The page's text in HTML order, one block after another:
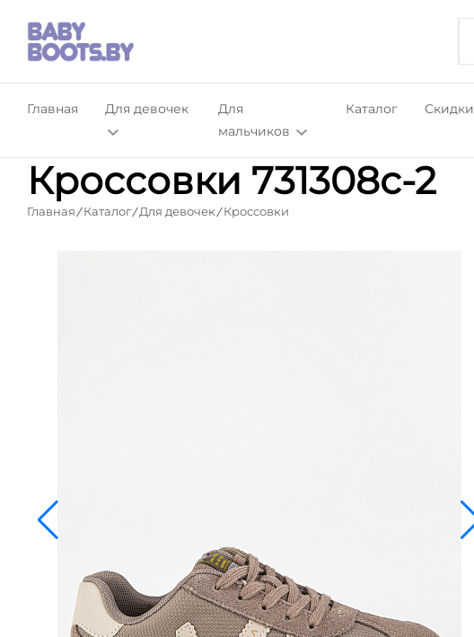
Главная Для девочек
Для
мальчиков
Каталог Скидки
Кроссовки 731308с-2
Главная Каталог Для девочек Кроссовки